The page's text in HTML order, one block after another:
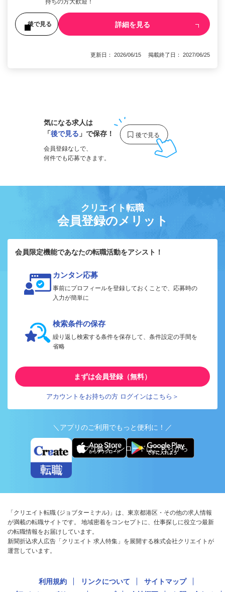
持ちの方大歓迎！
後で見る 詳細を見る
更新日： 2026/06/15 掲載終了日： 2027/06/25
気になる求人は
「後で見る 」で保存！
会員登録なしで、
何件でも応募できます。
クリエイト転職
会員登録のメリット
会員限定機能であなたの転職活動をアシスト！
カンタン応募
事前にプロフィールを登録しておくことで、応募時の
入力が簡単に
検索条件の保存
繰り返し検索する条件を保存して、条件設定の手間を
省略
まずは会員登録（無料）
アカウントをお持ちの方 ログインはこちら＞
＼アプリのご利用でもっと便利に！／
アプリ版ダウンロードはこちらから
「クリエイト転職 (ジョブターミナル)」は、東京都港区・その他の求人情報
が満載の転職サイトです。 地域密着をコンセプトに、仕事探しに役立つ最新
の転職情報をお届けしています。
新聞折込求人広告「クリエイト 求人特集」を展開する株式会社クリエイトが
運営しています。
利用規約 リンクについて
サイトマップ